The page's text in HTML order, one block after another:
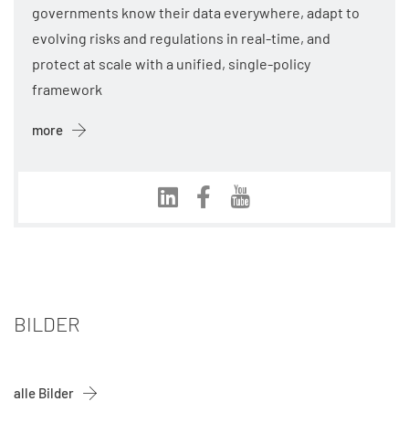
governments know their data everywhere, adapt to
evolving risks and regulations in real-time, and
protect at scale with a unified, single-policy
framework
more
BILDER
alle Bilder